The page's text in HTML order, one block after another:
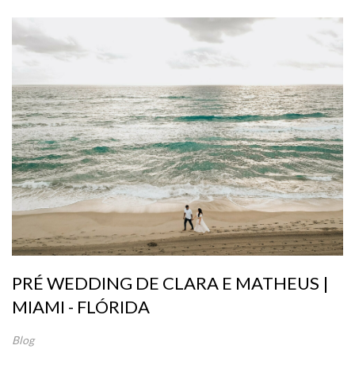
PRÉ WEDDING DE CLARA E MATHEUS |
MIAMI - FLÓRIDA
Blog